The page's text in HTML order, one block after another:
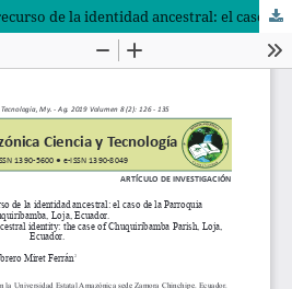
La gastronomía como recurso de la identidad ancestral: el caso de la Parroquia Chuquiribamba, Loja, Ecuador